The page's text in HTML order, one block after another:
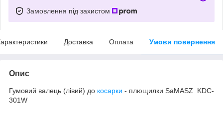
Замовлення під захистом
Доставка Оплата Умови повернення
Опис
Гумовий валець (лівий) до косарки - плющилки SaMASZ KDC-
301W